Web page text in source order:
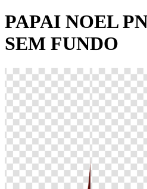
PAPAI NOEL
SEM FUNDO